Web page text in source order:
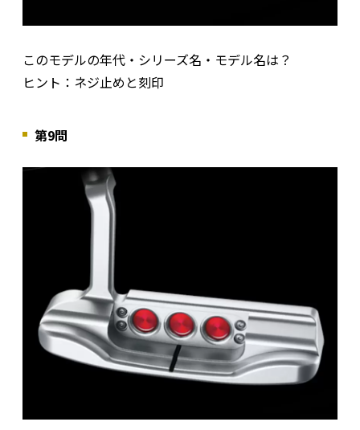
このモデルの年代・シリーズ名・モデル名は？
ヒント：ネジ止めと刻印
第9問